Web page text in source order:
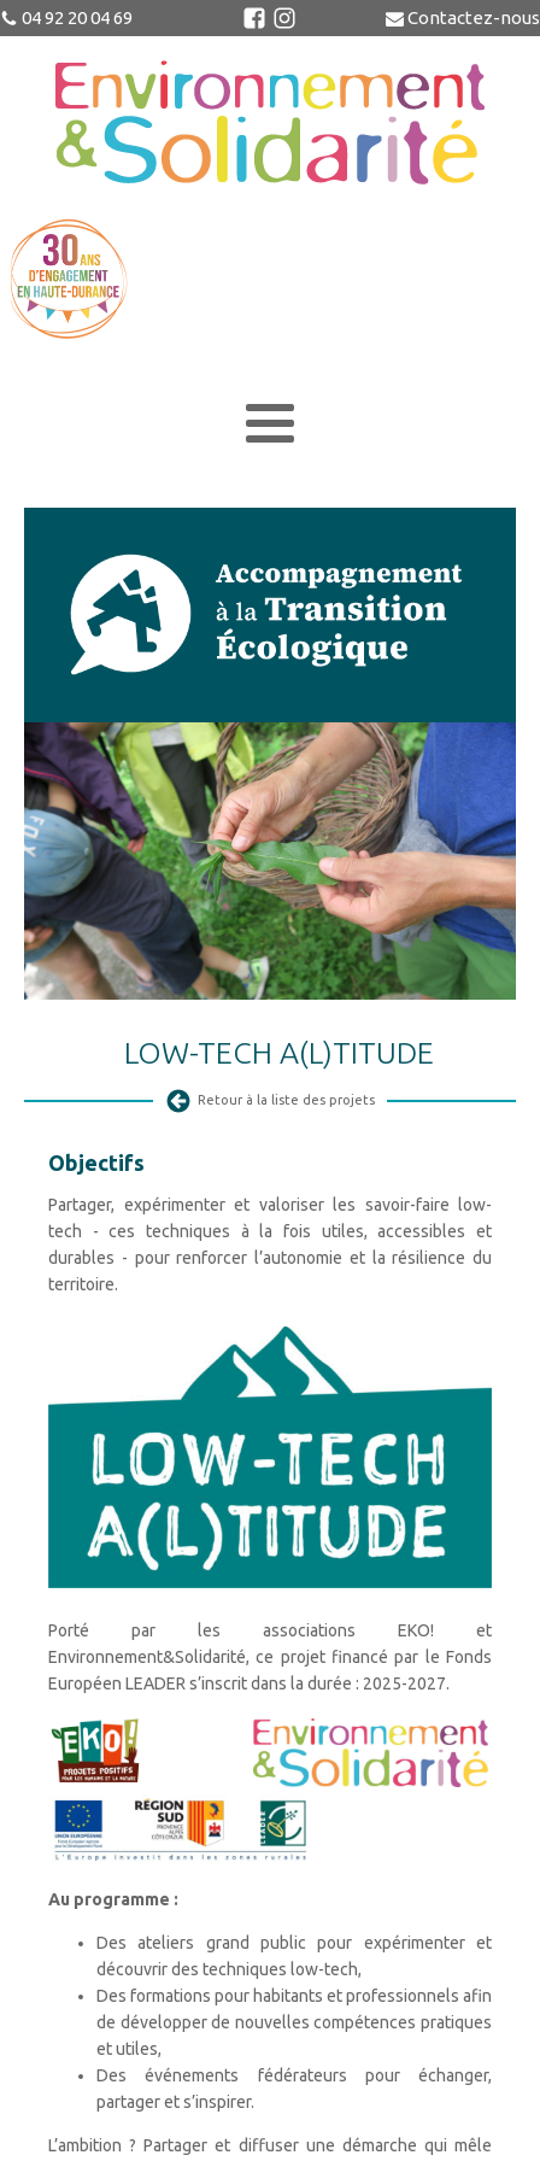
04 92 20 04 69 Contactez-nous
LOW-TECH A(L)TITUDE
Retour à la liste des projets
Objectifs
Partager, expérimenter et valoriser les savoir-faire low-
tech - ces techniques à la fois utiles, accessibles et
durables - pour renforcer l’autonomie et la résilience du
territoire.
Porté par les associations EKO! et
Environnement&Solidarité, ce projet financé par le Fonds
Européen LEADER s’inscrit dans la durée : 2025-2027.
Au programme :
Des ateliers grand public pour expérimenter et
découvrir des techniques low-tech,
Des formations pour habitants et professionnels afin
de développer de nouvelles compétences pratiques
et utiles,
Des événements fédérateurs pour échanger,
partager et s’inspirer.
L’ambition ? Partager et diffuser une démarche qui mêle